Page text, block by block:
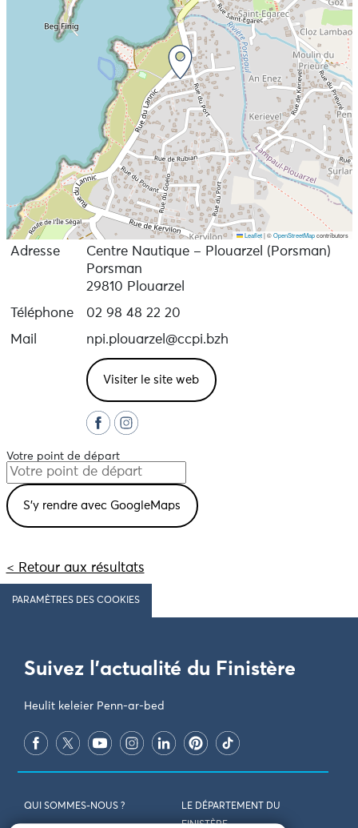
Leaflet |©OpenStreetMapcontributors
Adresse
Centre Nautique – Plouarzel (Porsman)
Porsman
29810 Plouarzel
Téléphone
02 98 48 22 20
Mail
npi.plouarzel@ccpi.bzh
Visiter le site web
Votre point de départ
< Retour aux résultats
PARAMÈTRES DES COOKIES
Suivez l'actualité du Finistère
Heulit keleier Penn-ar-bed
QUI SOMMES-NOUS ?
LE DÉPARTEMENT DU
FINISTÈRE